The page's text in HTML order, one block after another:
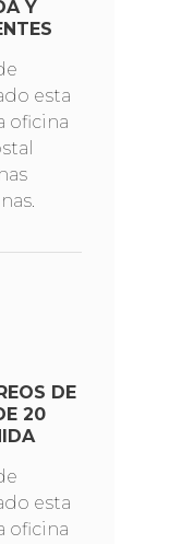
Y
esta
oficina
DE
20
esta
oficina